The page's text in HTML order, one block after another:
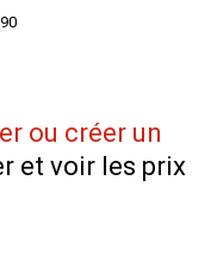
ou créer un
et voir les prix